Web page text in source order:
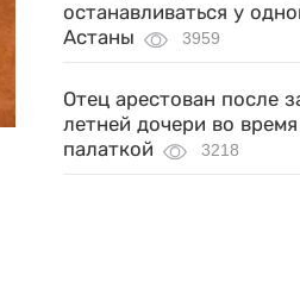
останавливаться у
Астаны
3959
Отец арестован после
летней дочери во
палаткой
3218